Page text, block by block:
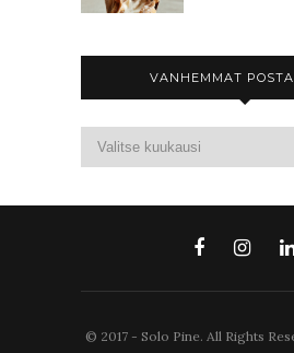
VANHEMMAT
© 2017 - Solo Pine. All Rights